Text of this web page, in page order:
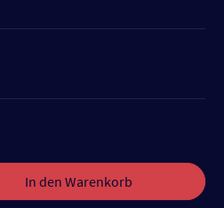
In den Warenkorb